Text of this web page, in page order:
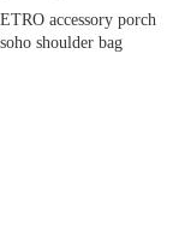
ETRO accessory porch
soho shoulder bag